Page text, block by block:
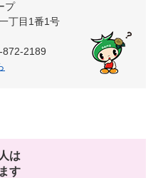
プ
丁目1番1号
872-2189
は
す